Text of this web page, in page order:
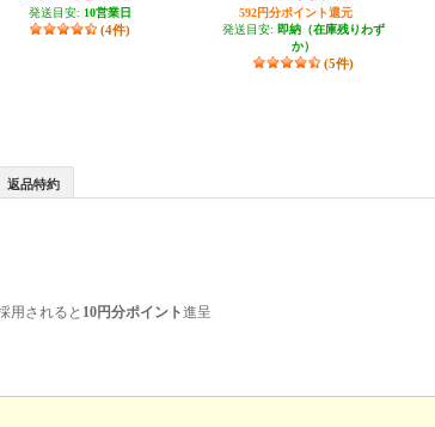
発送目安: 10営業日
(4件)
592円分ポイント還元
発送目安: 即納（在庫残りわず
か）
(5件)
返品特約
用されると 10円分ポイント進呈